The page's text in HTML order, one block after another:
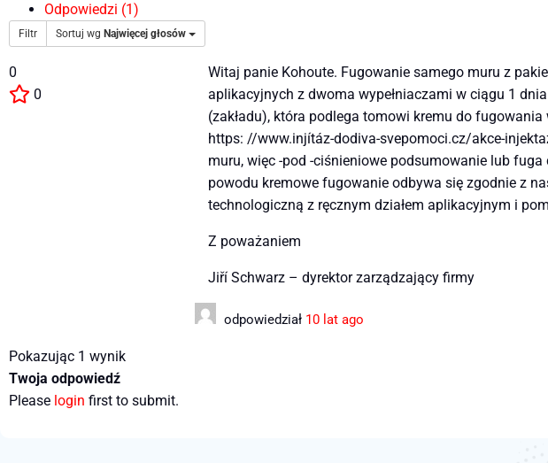
Odpowiedzi (1)
Filtr Sortuj wg Najwięcej głosów
0
0
Witaj panie Kohoute. Fugowanie samego muru z
aplikacyjnych z dwoma wypełniaczami w ciągu 1
(zakładu), która podlega tomowi kremu do
https: //www.injítáz-dodiva-svepomoci.cz/akce-
muru, więc -pod -ciśnieniowe podsumowanie lub
powodu kremowe fugowanie odbywa się zgodnie z
technologiczną z ręcznym działem aplikacyjnym i
Z poważaniem
Jiří Schwarz – dyrektor zarządzający firmy
odpowiedział 10 lat ago
Pokazując 1 wynik
Twoja odpowiedź
Please login first to submit.